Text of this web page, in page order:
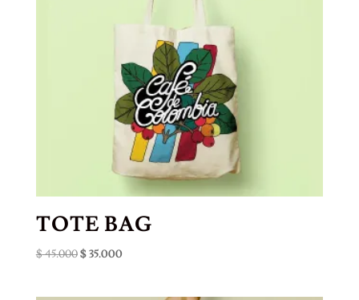
TOTE BAG
$45.000El
$35.000El